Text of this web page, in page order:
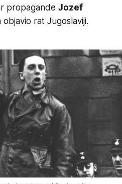
propagande Jozef
objavio rat Jugoslaviji.